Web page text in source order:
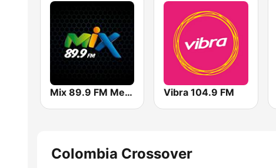
Mix 89.9 FM Medellin Vibra 104.9 FM
Colombia Crossover